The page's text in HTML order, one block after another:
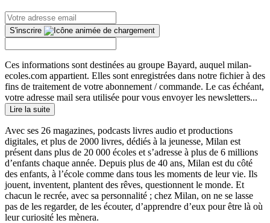
S'inscrire
Ces informations sont destinées au groupe Bayard, auquel milan-
ecoles.com appartient. Elles sont enregistrées dans notre fichier à des
fins de traitement de votre abonnement / commande. Le cas échéant,
votre adresse mail sera utilisée pour vous envoyer les newsletters...
Lire la suite
Avec ses 26 magazines, podcasts livres audio et productions
digitales, et plus de 2000 livres, dédiés à la jeunesse, Milan est
présent dans plus de 20 000 écoles et s’adresse à plus de 6 millions
d’enfants chaque année. Depuis plus de 40 ans, Milan est du côté
des enfants, à l’école comme dans tous les moments de leur vie. Ils
jouent, inventent, plantent des rêves, questionnent le monde. Et
chacun le recrée, avec sa personnalité ; chez Milan, on ne se lasse
pas de les regarder, de les écouter, d’apprendre d’eux pour être là où
leur curiosité les mènera.